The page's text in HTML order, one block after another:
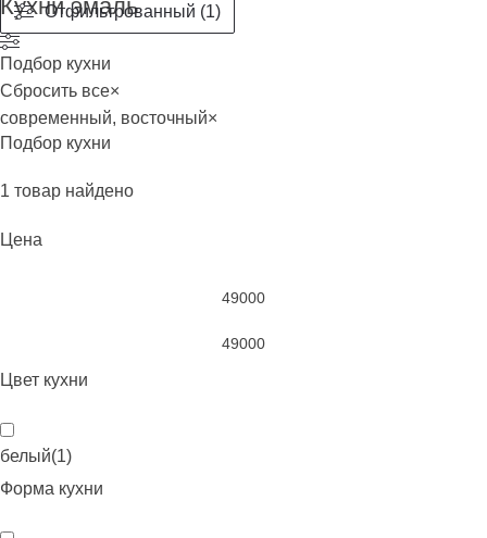
Кухни эмаль
Отфильтрованный (1)
Подбор кухни
Сбросить все×
современный, восточный×
Подбор кухни
1 товар найдено
Цена
Цвет кухни
белый(1)
Форма кухни